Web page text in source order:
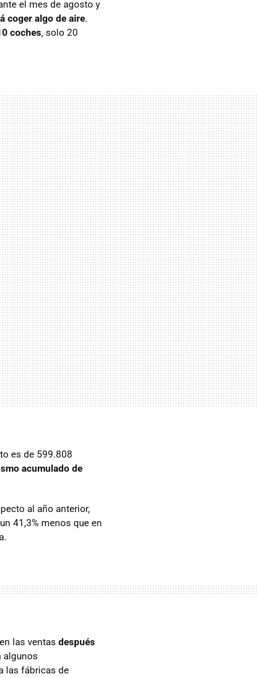
el mes de agosto y
coger algo de aire.
coches, solo 20
es de 599.808
acumulado de
al año anterior,
41,3% menos que en
las ventas después
algunos
las fábricas de